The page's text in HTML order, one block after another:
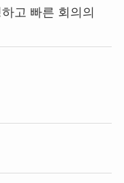
고 빠른 회의의